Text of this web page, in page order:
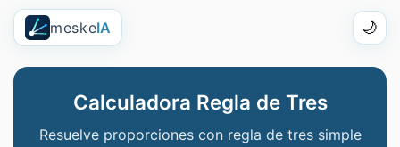
meskeIA 🌙
Calculadora Regla de Tres
Resuelve proporciones con regla de tres simple